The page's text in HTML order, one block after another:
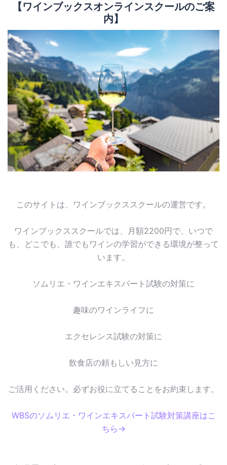
【ワインブックスオンラインスクールのご案
内】
このサイトは、ワインブックススクールの運営です。
ワインブックススクールでは、月額2200円で、いつで
も、どこでも、誰でもワインの学習ができる環境が整って
います。
ソムリエ・ワインエキスパート試験の対策に
趣味のワインライフに
エクセレンス試験の対策に
飲食店の頼もしい見方に
ご活用ください。必ずお役に立てることをお約束します。
WBSのソムリエ・ワインエキスパート試験対策講座はこ
ちら→